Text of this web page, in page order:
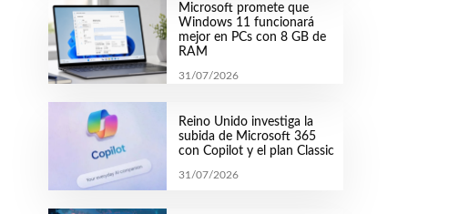
Microsoft promete que
Windows 11 funcionará
mejor en PCs con 8 GB de
RAM
31/07/2026
Reino Unido investiga la
subida de Microsoft 365
con Copilot y el plan Classic
31/07/2026